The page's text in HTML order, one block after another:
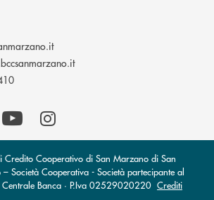
(si apre l’app di posta
(si apre l’app di posta
Cooperativo di San Marzano di San
Società Cooperativa - Società partecipante al
Banca · P.Iva 02529020220 Crediti